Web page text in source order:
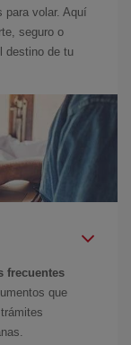
para volar. Aquí
seguro o
destino de tu
frecuentes
que